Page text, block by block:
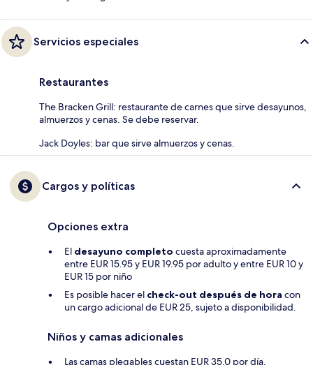
Servicios especiales
Restaurantes
The Bracken Grill: restaurante de carnes que sirve desayunos,
almuerzos y cenas. Se debe reservar.
Jack Doyles: bar que sirve almuerzos y cenas.
Cargos y políticas
Opciones extra
El desayuno completo cuesta aproximadamente
entre EUR 15.95 y EUR 19.95 por adulto y entre EUR 10 y
EUR 15 por niño
Es posible hacer el check-out después de hora con
un cargo adicional de EUR 25, sujeto a disponibilidad.
Niños y camas adicionales
Las camas plegables cuestan EUR 35.0 por día.